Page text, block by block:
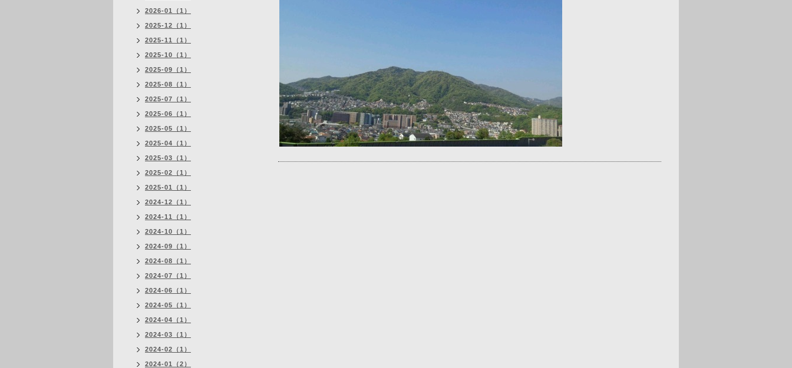
2026-01（1）
2025-12（1）
2025-11（1）
2025-10（1）
2025-09（1）
2025-08（1）
2025-07（1）
2025-06（1）
2025-05（1）
2025-04（1）
2025-03（1）
2025-02（1）
2025-01（1）
2024-12（1）
2024-11（1）
2024-10（1）
2024-09（1）
2024-08（1）
2024-07（1）
2024-06（1）
2024-05（1）
2024-04（1）
2024-03（1）
2024-02（1）
2024-01（2）